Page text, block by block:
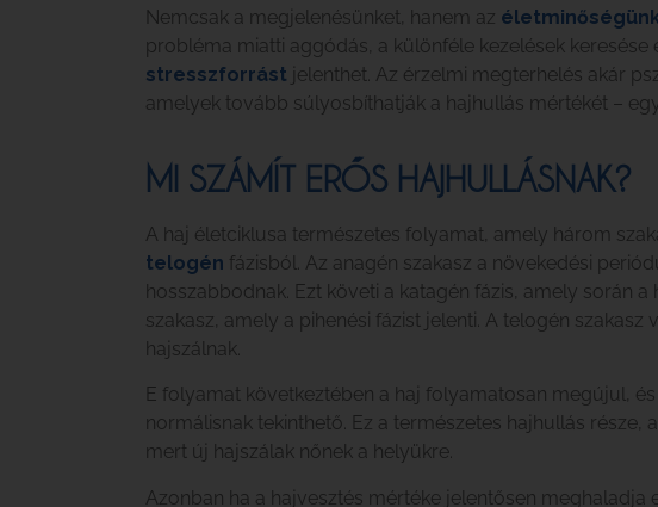
Nemcsak a megjelenésünket, hanem az
probléma miatti aggódás, a különféle kezelések keresése
stresszforrást jelenthet. Az érzelmi megterhelés akár
amelyek tovább súlyosbíthatják a hajhullás mértékét –
MI SZÁMÍT ERŐS HAJHULLÁSNAK?
A haj életciklusa természetes folyamat, amely három
telogén fázisból. Az anagén szakasz a növekedési
hosszabbodnak. Ezt követi a katagén fázis, amely során
szakasz, amely a pihenési fázist jelenti. A telogén szakasz
hajszálnak.
E folyamat következtében a haj folyamatosan megújul, és
normálisnak tekinthető. Ez a természetes hajhullás része,
mert új hajszálak nőnek a helyükre.
Azonban ha a hajvesztés mértéke jelentősen meghaladja